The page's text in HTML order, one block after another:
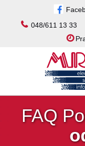
048/611 13 33
FAQ